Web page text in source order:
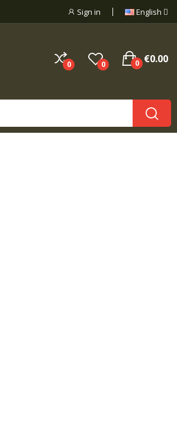
Sign in English
0 0 €0.00
0